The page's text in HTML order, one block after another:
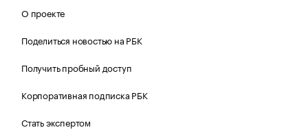
О проекте
Поделиться новостью на РБК
Получить пробный доступ
Корпоративная подписка РБК
Стать экспертом